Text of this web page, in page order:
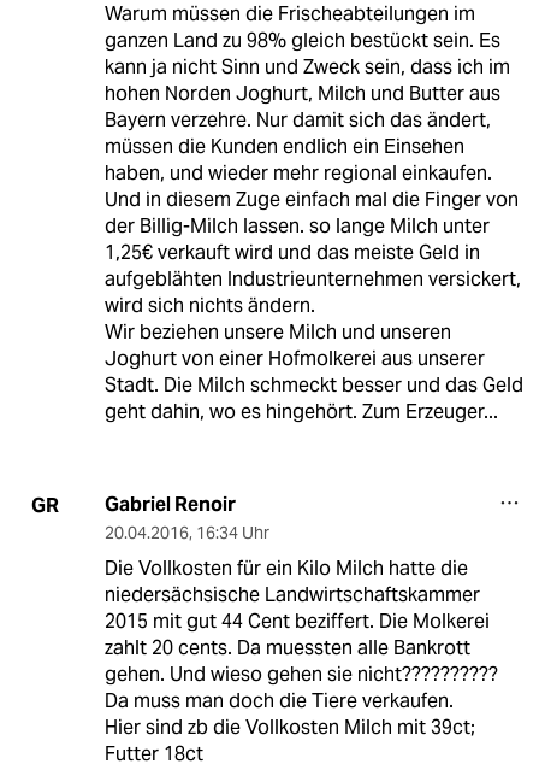
Warum müssen die Frischeabteilungen im
ganzen Land zu 98% gleich bestückt sein. Es
kann ja nicht Sinn und Zweck sein, dass ich im
hohen Norden Joghurt, Milch und Butter aus
Bayern verzehre. Nur damit sich das ändert,
müssen die Kunden endlich ein Einsehen
haben, und wieder mehr regional einkaufen.
Und in diesem Zuge einfach mal die Finger von
der Billig-Milch lassen. so lange Milch unter
1,25€ verkauft wird und das meiste Geld in
aufgeblähten Industrieunternehmen versickert,
wird sich nichts ändern.
Wir beziehen unsere Milch und unseren
Joghurt von einer Hofmolkerei aus unserer
Stadt. Die Milch schmeckt besser und das Geld
geht dahin, wo es hingehört. Zum Erzeuger...
GR Gabriel Renoir
20.04.2016, 16:34 Uhr
Die Vollkosten für ein Kilo Milch hatte die
niedersächsische Landwirtschaftskammer
2015 mit gut 44 Cent beziffert. Die Molkerei
zahlt 20 cents. Da muessten alle Bankrott
gehen. Und wieso gehen sie nicht??????????
Da muss man doch die Tiere verkaufen.
Hier sind zb die Vollkosten Milch mit 39ct;
Futter 18ct